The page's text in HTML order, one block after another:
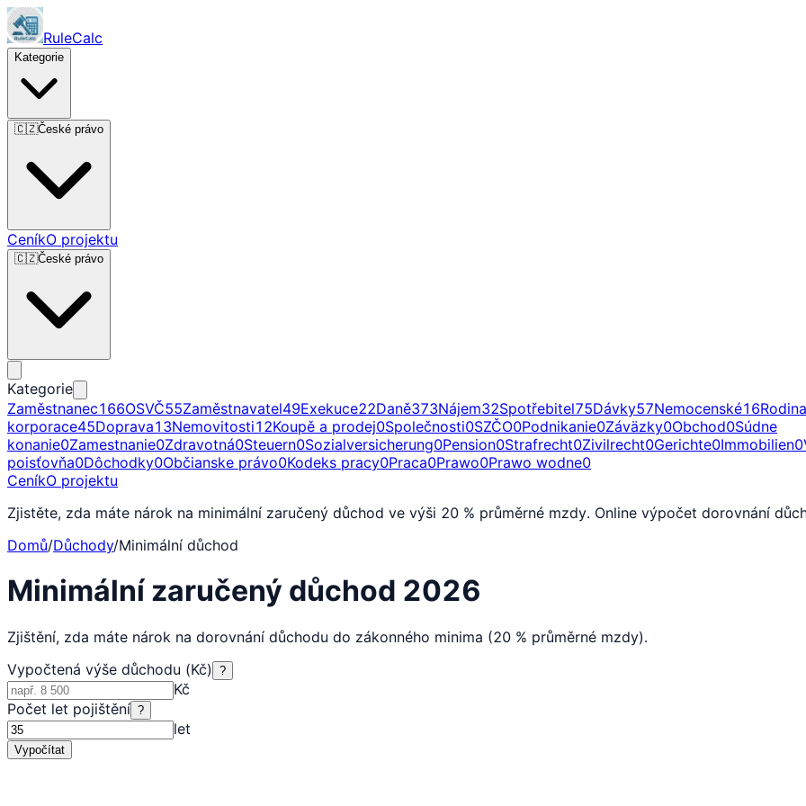
RuleCalc
Kategorie
🇨🇿České právo
CeníkO projektu
🇨🇿České právo
Kategorie
Zaměstnanec166OSVČ55Zaměstnavatel49Exekuce22Daně373Nájem32Spotřebitel75Dávky57Nemocenské16Rodina
korporace45Doprava13Nemovitosti12Koupě a prodej0Společnosti0SZČO0Podnikanie0Záväzky0Obchod0Súdne
konanie0Zamestnanie0Zdravotná0Steuern0Sozialversicherung0Pension0Strafrecht0Zivilrecht0Gerichte0Immobilien0
poisťovňa0Dôchodky0Občianske právo0Kodeks pracy0Praca0Prawo0Prawo wodne0
CeníkO projektu
Zjistěte, zda máte nárok na minimální zaručený důchod ve výši 20 % průměrné mzdy. Online výpočet dorovnání
Domů/Důchody/Minimální důchod
Minimální zaručený důchod 2026
Zjištění, zda máte nárok na dorovnání důchodu do zákonného minima (20 % průměrné mzdy).
Vypočtená výše důchodu (Kč)
?
Kč
Počet let pojištění ?
let
Vypočítat